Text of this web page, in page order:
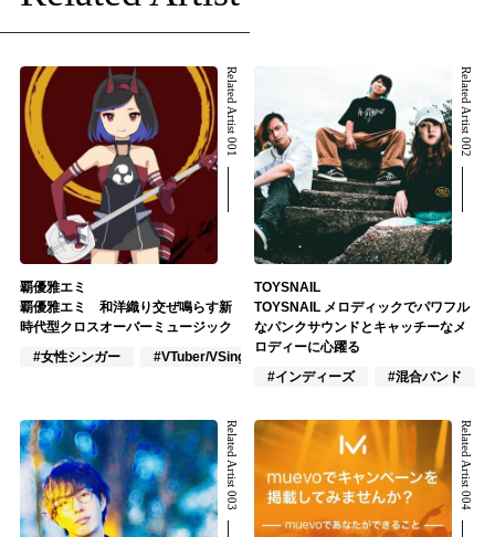
Related Artist 001
覇優雅エミ
覇優雅エミ 和洋織り交ぜ鳴らす新
時代型クロスオーバーミュージック
#女性シンガー
#VTuber/VSinger #VOCALOID
Related Artist 002
TOYSNAIL
TOYSNAIL メロディックでパワフル
なパンクサウンドとキャッチーなメ
ロディーに心躍る
#インディーズ
#混合バンド
Related Artist 003 Related Artist 004